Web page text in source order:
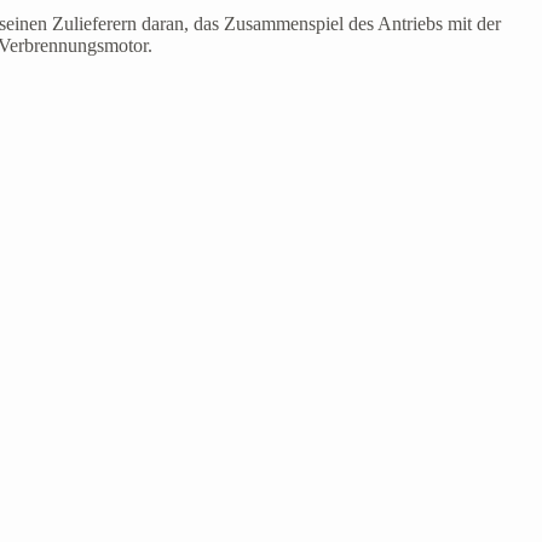
Zulieferern daran, das Zusammenspiel des Antriebs mit der